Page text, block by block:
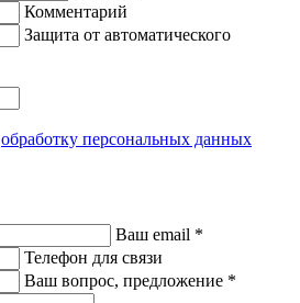
Комментарий
Защита от автоматического
обработку персональных данных
Ваш email *
Телефон для связи
Ваш вопрос, предложение *